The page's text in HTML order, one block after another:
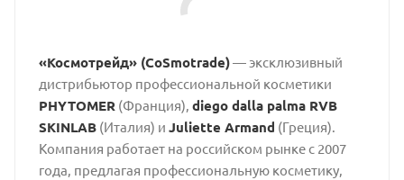
«Космотрейд» (CoSmotrade)— эксклюзивный
дистрибьютор профессиональной косметики
PHYTOMER (Франция), diego dalla palma RVB
SKINLAB(Италия) и Juliette Armand (Греция).
Компания работает на российском рынке с 2007
года, предлагая профессиональную косметику,